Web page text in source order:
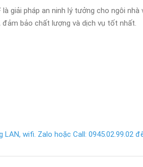
là giải pháp an ninh lý tưởng cho ngôi
bảo chất lượng và dịch vụ tốt nhất.
wifi. Zalo hoặc Call: 0945.02.99.02